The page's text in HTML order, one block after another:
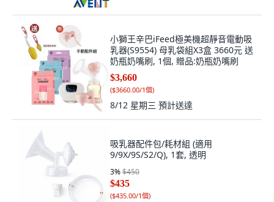
小獅王辛巴iFeed極美機超靜音電動吸
乳器(S9554) 母乳袋組X3盒 3660元 送
奶瓶奶嘴刷, 1個, 贈品:奶瓶奶嘴刷
$3,660
($3660.00/1個)
8/12 星期三 預計送達
吸乳器配件包/耗材組 (適用
9/9X/9S/S2/Q), 1套, 透明
3%$450
$435
($435.00/1個)